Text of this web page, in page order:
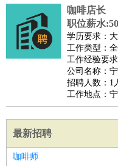
咖啡店长
职位薪水
学历要求：
工作类型：
工作经验要
公司名称：
招聘人数：1
工作地点：
最新招聘
咖啡师